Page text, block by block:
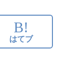
B!
はてブ